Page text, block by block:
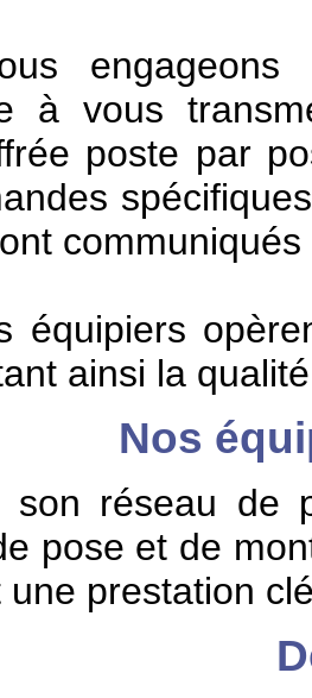
à vous
poste par
équipiers
ainsi la
Nos
son réseau de
pose et de
une prestation